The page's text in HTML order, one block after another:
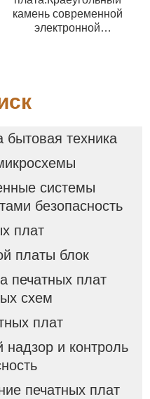
камень современной
электронной
бытовая техника
системы
безопасность
плат
платы блок
печатных плат
схем
плат
и контроль
печатных плат